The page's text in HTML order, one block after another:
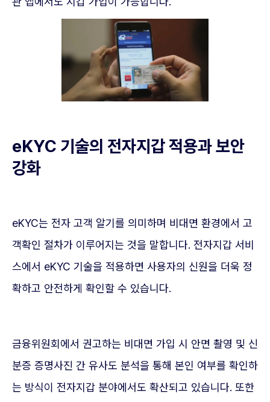
eKYC 기술의 전자지갑 적용과 보안
강화
eKYC는 전자 고객 알기를 의미하며 비대면 환경에서 고
객확인 절차가 이루어지는 것을 말합니다. 전자지갑 서비
스에서 eKYC 기술을 적용하면 사용자의 신원을 더욱 정
확하고 안전하게 확인할 수 있습니다.
금융위원회에서 권고하는 비대면 가입 시 안면 촬영 및 신
분증 증명사진 간 유사도 분석을 통해 본인 여부를 확인하
는 방식이 전자지갑 분야에서도 확산되고 있습니다. 또한